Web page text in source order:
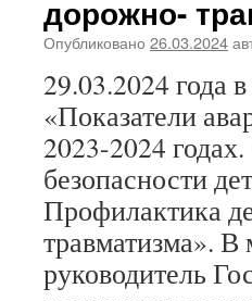
дорожно-
Опубликовано 26.03.2024
29.03.2024 года
«Показатели
2023-2024
безопасности
Профилактика
травматизма». В
руководитель